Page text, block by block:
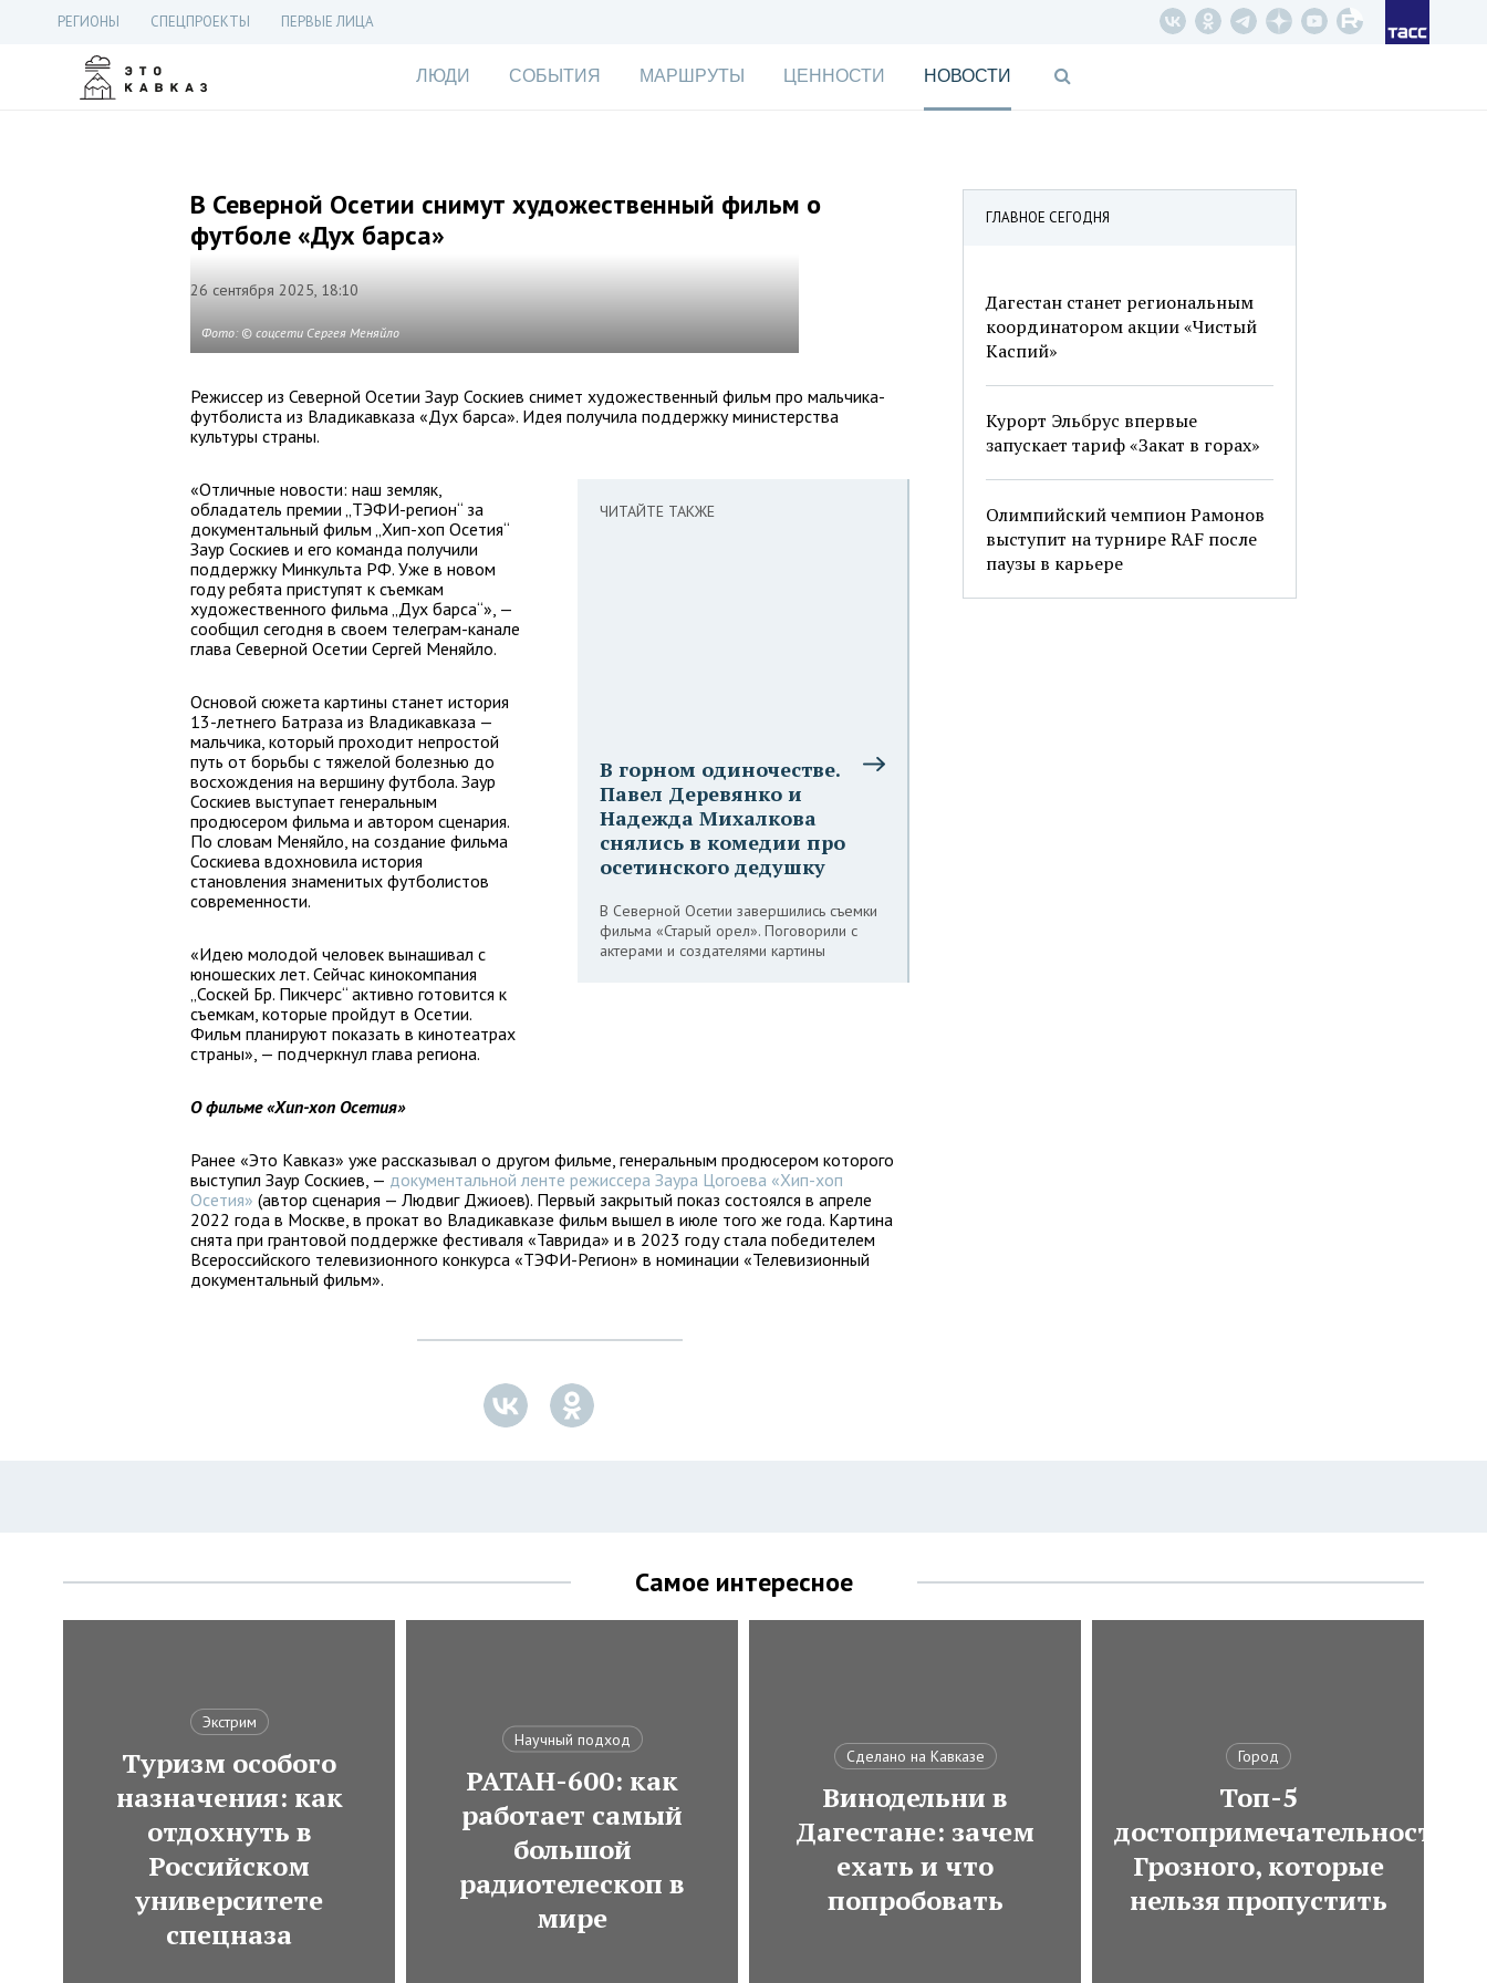
РЕГИОНЫ СПЕЦПРОЕКТЫ ПЕРВЫЕ ЛИЦА
ЛЮДИ СОБЫТИЯ МАРШРУТЫ ЦЕННОСТИ НОВОСТИ
ГЛАВНОЕ СЕГОДНЯ
Дагестан станет региональным
координатором акции «Чистый
Каспий»
Курорт Эльбрус впервые
запускает тариф «Закат в горах»
Олимпийский чемпион Рамонов
выступит на турнире RAF после
паузы в карьере
В Северной Осетии снимут художественный фильм о
футболе «Дух барса»
26 сентября 2025, 18:10
Фото: © соцсети Сергея Меняйло
Режиссер из Северной Осетии Заур Соскиев снимет художественный фильм про мальчика-
футболиста из Владикавказа «Дух барса». Идея получила поддержку министерства
культуры страны.
ЧИТАЙТЕ ТАКЖЕ
В горном одиночестве.
Павел Деревянко и
Надежда Михалкова
снялись в комедии про
осетинского дедушку
В Северной Осетии завершились съемки
фильма «Старый орел». Поговорили с
актерами и создателями картины
«Отличные новости: наш земляк,
обладатель премии „ТЭФИ-регион“ за
документальный фильм „Хип-хоп Осетия“
Заур Соскиев и его команда получили
поддержку Минкульта РФ. Уже в новом
году ребята приступят к съемкам
художественного фильма „Дух барса“», —
сообщил сегодня в своем телеграм-канале
глава Северной Осетии Сергей Меняйло.
Основой сюжета картины станет история
13-летнего Батраза из Владикавказа —
мальчика, который проходит непростой
путь от борьбы с тяжелой болезнью до
восхождения на вершину футбола. Заур
Соскиев выступает генеральным
продюсером фильма и автором сценария.
По словам Меняйло, на создание фильма
Соскиева вдохновила история
становления знаменитых футболистов
современности.
«Идею молодой человек вынашивал с
юношеских лет. Сейчас кинокомпания
„Соскей Бр. Пикчерс“ активно готовится к
съемкам, которые пройдут в Осетии.
Фильм планируют показать в кинотеатрах
страны», — подчеркнул глава региона.
О фильме «Хип-хоп Осетия»
Ранее «Это Кавказ» уже рассказывал о другом фильме, генеральным продюсером которого
выступил Заур Соскиев, — документальной ленте режиссера Заура Цогоева «Хип-хоп
Осетия» (автор сценария — Людвиг Джиоев). Первый закрытый показ состоялся в апреле
2022 года в Москве, в прокат во Владикавказе фильм вышел в июле того же года. Картина
снята при грантовой поддержке фестиваля «Таврида» и в 2023 году стала победителем
Всероссийского телевизионного конкурса «ТЭФИ-Регион» в номинации «Телевизионный
документальный фильм».
Самое интересное
Экстрим
Туризм особого
назначения: как
отдохнуть в
Российском
университете
спецназа
Научный подход
РАТАН-600: как
работает самый
большой
радиотелескоп в
мире
Сделано на Кавказе
Винодельни в
Дагестане: зачем
ехать и что
попробовать
Город
Топ-5
достопримечательностей
Грозного, которые
нельзя пропустить